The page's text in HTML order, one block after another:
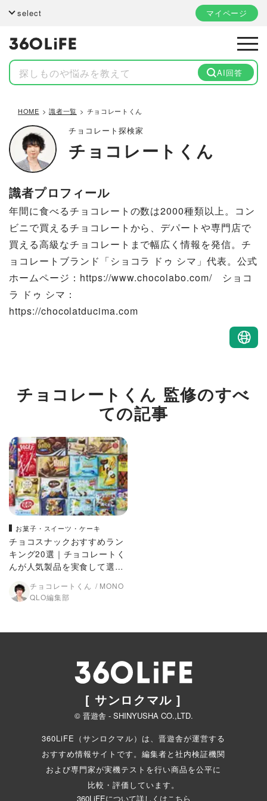
select マイページ
AI回答
HOME 識者一覧 チョコレートくん
チョコレート探検家
チョコレートくん
識者プロフィール
年間に食べるチョコレートの数は2000種類以上。コン
ビニで買えるチョコレートから、デパートや専門店で
買える高級なチョコレートまで幅広く情報を発信。チ
ョコレートブランド「ショコラ ドゥ シマ」代表。公式
ホームページ：https://www.chocolabo.com/ ショコ
ラ ドゥ シマ：
https://chocolatducima.com
チョコレートくん 監修のすべ
ての記事
お菓子・スイーツ・ケーキ
チョコスナックおすすめラン
キング20選｜チョコレートく
んが人気製品を実食して選ん
チョコレートくん
MONO
QLO編集部
[ サンロクマル ]
© 晋遊舎 - SHINYUSHA CO.,LTD.
360LiFE（サンロクマル）は、晋遊舎が運営する
おすすめ情報サイトです。編集者と社内検証機関
および専門家が実機テストを行い商品を公平に
比較・評価しています。
360LiFEについて詳しくはこちら